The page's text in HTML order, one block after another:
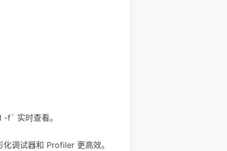
实时查看。
调试器和 Profiler 更高效。